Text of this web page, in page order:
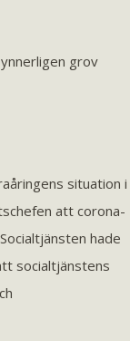
grov
situation i
att corona-
hade
socialtjänstens